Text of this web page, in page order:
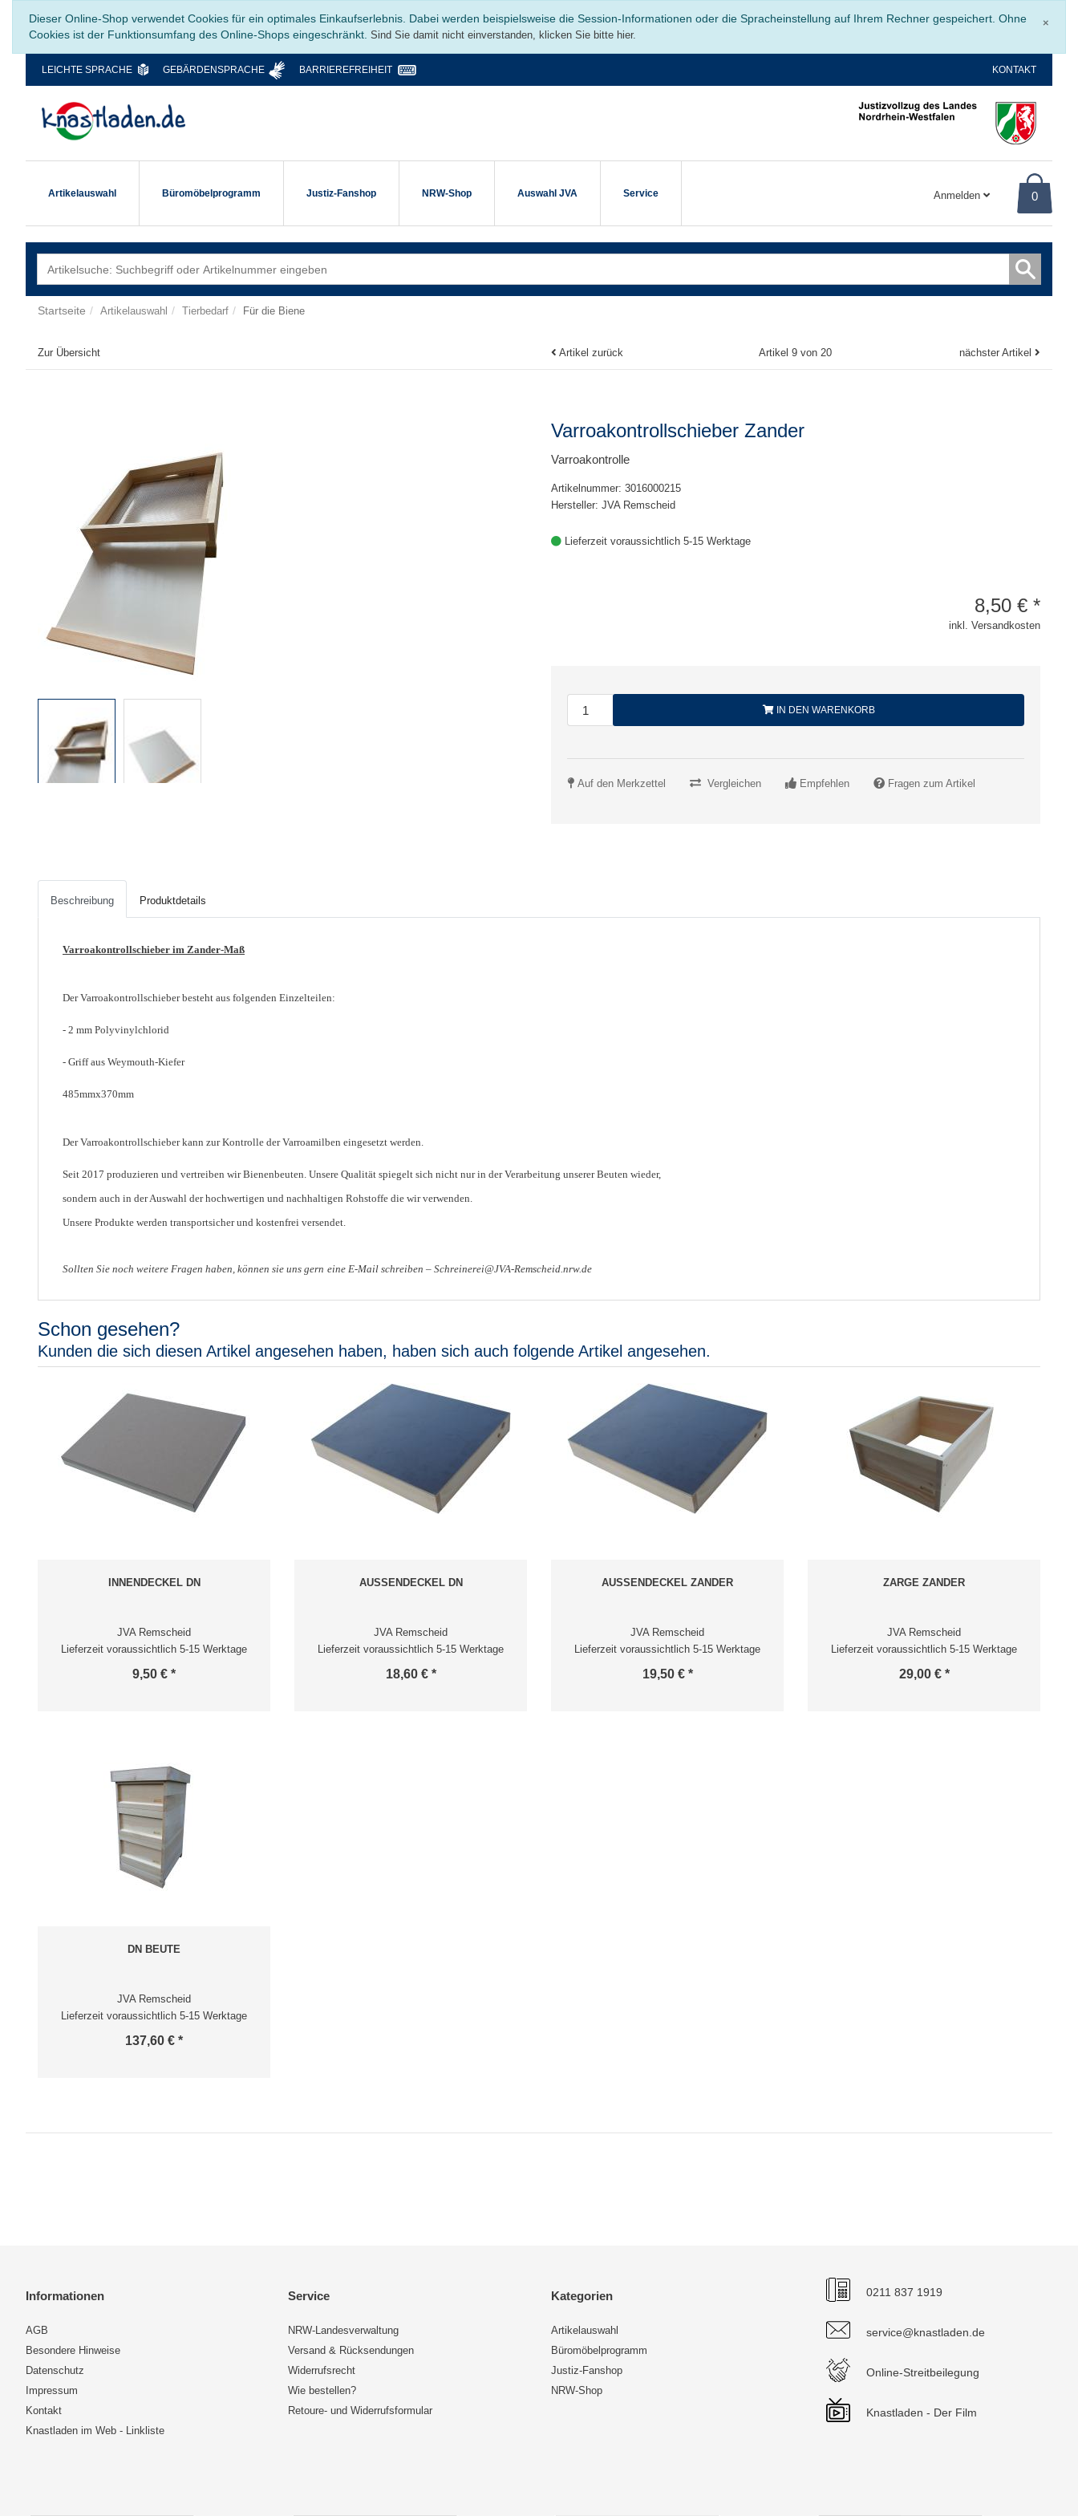
×
Dieser Online-Shop verwendet Cookies für ein optimales Einkaufserlebnis. Dabei werden beispielsweise die Session-Informationen oder die Spracheinstellung auf Ihrem Rechner gespeichert. Ohne
Cookies ist der Funktionsumfang des Online-Shops eingeschränkt. Sind Sie damit nicht einverstanden, klicken Sie bitte hier.
LEICHTE SPRACHE GEBÄRDENSPRACHE BARRIEREFREIHEIT KONTAKT
Artikelauswahl Büromöbelprogramm Justiz-Fanshop NRW-Shop Auswahl JVA Service Anmelden 0
Startseite Artikelauswahl Tierbedarf Für die Biene
Zur Übersicht Artikel zurück Artikel 9 von 20 nächster Artikel
Varroakontrollschieber Zander
Varroakontrolle
Artikelnummer: 3016000215
Hersteller: JVA Remscheid
Lieferzeit voraussichtlich 5-15 Werktage
8,50 € *
inkl. Versandkosten
IN DEN WARENKORB
Auf den Merkzettel Vergleichen Empfehlen Fragen zum Artikel
Beschreibung Produktdetails
Varroakontrollschieber im Zander-Maß
Der Varroakontrollschieber besteht aus folgenden Einzelteilen:
- 2 mm Polyvinylchlorid
- Griff aus Weymouth-Kiefer
485mmx370mm
Der Varroakontrollschieber kann zur Kontrolle der Varroamilben eingesetzt werden.
Seit 2017 produzieren und vertreiben wir Bienenbeuten. Unsere Qualität spiegelt sich nicht nur in der Verarbeitung unserer Beuten wieder,
sondern auch in der Auswahl der hochwertigen und nachhaltigen Rohstoffe die wir verwenden.
Unsere Produkte werden transportsicher und kostenfrei versendet.
Sollten Sie noch weitere Fragen haben, können sie uns gern eine E-Mail schreiben – Schreinerei@JVA-Remscheid.nrw.de
Schon gesehen?
Kunden die sich diesen Artikel angesehen haben, haben sich auch folgende Artikel angesehen.
INNENDECKEL DN
JVA Remscheid
Lieferzeit voraussichtlich 5-15 Werktage
9,50 € *
AUSSENDECKEL DN
JVA Remscheid
Lieferzeit voraussichtlich 5-15 Werktage
18,60 € *
AUSSENDECKEL ZANDER
JVA Remscheid
Lieferzeit voraussichtlich 5-15 Werktage
19,50 € *
ZARGE ZANDER
JVA Remscheid
Lieferzeit voraussichtlich 5-15 Werktage
29,00 € *
DN BEUTE
JVA Remscheid
Lieferzeit voraussichtlich 5-15 Werktage
137,60 € *
Informationen
AGB
Besondere Hinweise
Datenschutz
Impressum
Kontakt
Knastladen im Web - Linkliste
Service
NRW-Landesverwaltung
Versand & Rücksendungen
Widerrufsrecht
Wie bestellen?
Retoure- und Widerrufsformular
Kategorien
Artikelauswahl
Büromöbelprogramm
Justiz-Fanshop
NRW-Shop
0211 837 1919
service@knastladen.de
Online-Streitbeilegung
Knastladen - Der Film